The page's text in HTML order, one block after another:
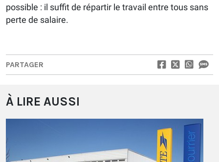
possible : il suffit de répartir le travail entre tous sans
perte de salaire.
PARTAGER
À LIRE AUSSI